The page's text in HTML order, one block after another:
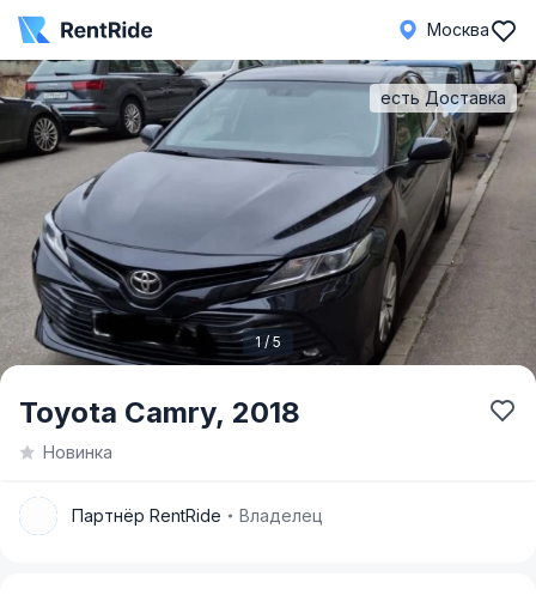
Москва
Item
1 / 5
есть Доставка
Toyota Camry, 2018
Новинка
Партнёр RentRide Владелец